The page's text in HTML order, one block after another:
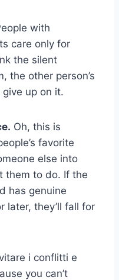
with
care only for
the silent
the other person’s
give up on it.
Oh, this is
favorite
else into
them to do. If the
has genuine
later, they’ll fall for
i conflitti e
you can’t